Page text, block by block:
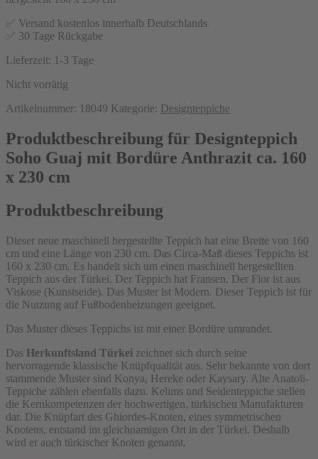
✅ Versand kostenlos innerhalb Deutschlands
✅ 30 Tage Rückgabe
Lieferzeit: 1-3 Tage
Nicht vorrätig
Artikelnummer: 18049 Kategorie: Designteppiche
Produktbeschreibung für Designteppich
Soho Guaj mit Bordüre Anthrazit ca. 160
x 230 cm
Produktbeschreibung
Dieser neue maschinell hergestellte Teppich hat eine Breite von 160
cm und eine Länge von 230 cm. Das Circa-Maß dieses Teppichs ist
160 x 230 cm. Es handelt sich um einen maschinell hergestellten
Teppich aus der Türkei. Der Teppich hat Fransen. Der Flor ist aus
Viskose (Kunstseide). Das Muster ist Modern. Dieser Teppich ist für
die Nutzung auf Fußbodenheizungen geeignet.
Das Muster dieses Teppichs ist mit einer Bordüre umrandet.
Das Herkunftsland Türkei zeichnet sich durch seine
hervorragende klassische Knüpfqualität aus. Sehr bekannte von dort
stammende Muster sind Konya, Hereke oder Kaysary. Alte Anatoli-
Teppiche zählen ebenfalls dazu. Kelims und Seidenteppiche stellen
die Kernkompetenzen der hochwertigen, türkischen Manufakturen
dar. Die Knüpfart des Ghiordes-Knoten, eines symmetrischen
Knotens, entstand im gleichnamigen Ort in der Türkei. Deshalb
wird er auch türkischer Knoten genannt.